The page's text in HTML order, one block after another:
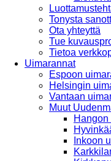
Tonysta
Ota yhteyttä
Tue
Tietoa
Uimarannat
Espoon
Helsingin
Vantaan
Muut
Inkoon